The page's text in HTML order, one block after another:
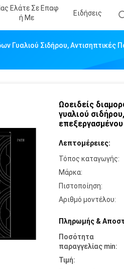
Ελάτε Σε Επαφ
Ή Με
Ειδήσεις
Γυαλιού Σιδήρου,
Ωοειδείς
γυαλιού
Λεπτομέρειες:
Τόπος καταγωγής:
Μάρκα:
Πιστοποίηση:
Αριθμό μοντέλου:
Πληρωμής &
Ποσότητα
παραγγελίας min:
Τιμή: